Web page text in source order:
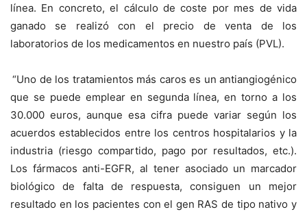
línea. En concreto, el cálculo de coste por mes de vida
ganado se realizó con el precio de venta de los
laboratorios de los medicamentos en nuestro país (PVL).
“Uno de los tratamientos más caros es un antiangiogénico
que se puede emplear en segunda línea, en torno a los
30.000 euros, aunque esa cifra puede variar según los
acuerdos establecidos entre los centros hospitalarios y la
industria (riesgo compartido, pago por resultados, etc.).
Los fármacos anti-EGFR, al tener asociado un marcador
biológico de falta de respuesta, consiguen un mejor
resultado en los pacientes con el gen RAS de tipo nativo y